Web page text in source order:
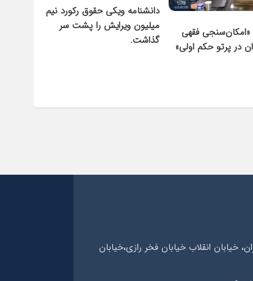
ویکی حقوق رکورد نیم
ویرایش را پشت سر
تقدیر رئیس‌جمهور از تهیه «اطلس
جامع اقدام‌پژوهی حقوقی –
خیابان انقلاب خیابان فخر رازی،خیابان